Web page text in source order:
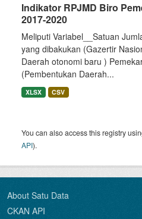
Indikator RPJMD Biro
2017-2020
Meliputi Variabel__Satuan
yang dibakukan (Gazertir
Daerah otonomi baru )
(Pembentukan Daerah...
XLSX CSV
You can also access this registry
API).
About Satu Data
CKAN API